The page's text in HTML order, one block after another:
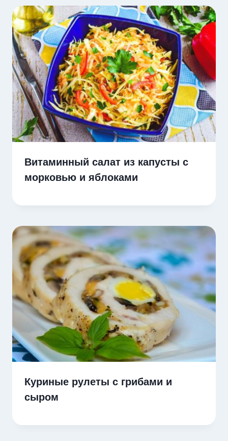
Витаминный салат из капусты с
морковью и яблоками
Куриные рулеты с грибами и
сыром